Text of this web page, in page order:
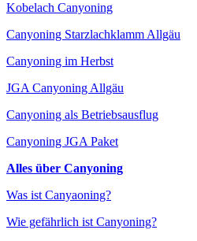
Kobelach Canyoning
Canyoning Starzlachklamm Allgäu
Canyoning im Herbst
JGA Canyoning Allgäu
Canyoning als Betriebsausflug
Canyoning JGA Paket
Alles über Canyoning
Was ist Canyaoning?
Wie gefährlich ist Canyoning?